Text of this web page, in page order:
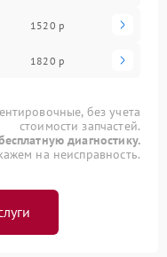
1520 р
1820 р
без учета
стоимости запчастей.
диагностику.
на неисправность.